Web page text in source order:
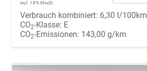
incl. 19% MwSt.
Verbrauch kombiniert: 6,30 l/100km
CO2-Klasse: E
CO2-Emissionen: 143,00 g/km